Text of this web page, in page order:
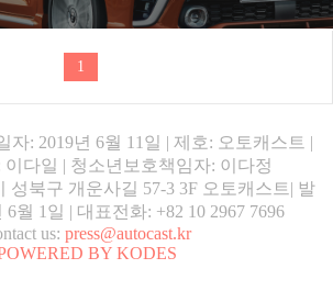
1
자: 2019년 6월 11일 | 제호: 오토캐스트 |
이다일 | 청소년보호책임자: 이다정
성북구 개운사길 57-3 3F 오토캐스트| 발
6월 1일 | 대표전화: +82 10 2967 7696
us: press@autocast.kr
BY KODES